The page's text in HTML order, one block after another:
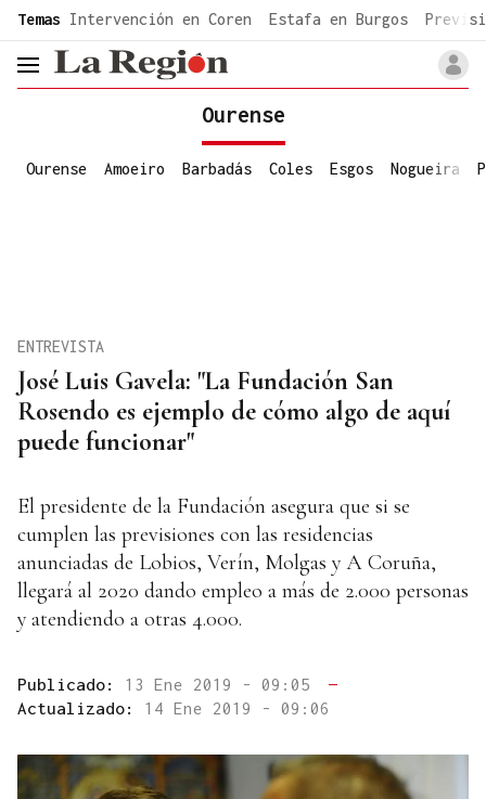
common.go-to-content
Temas Intervención en Coren Estafa en Burgos
header.menu.open
Ourense
Ourense Amoeiro Barbadás Coles Esgos Nogueira
José Luis Gavela: "La Fundación San
Rosendo es ejemplo de cómo algo de aquí
puede funcionar"
ENTREVISTA
El presidente de la Fundación asegura que si se
cumplen las previsiones con las residencias
anunciadas de Lobios, Verín, Molgas y A Coruña,
llegará al 2020 dando empleo a más de 2.000 personas
y atendiendo a otras 4.000.
Publicado: 13 Ene 2019 - 09:05
—
Actualizado: 14 Ene 2019 - 09:06